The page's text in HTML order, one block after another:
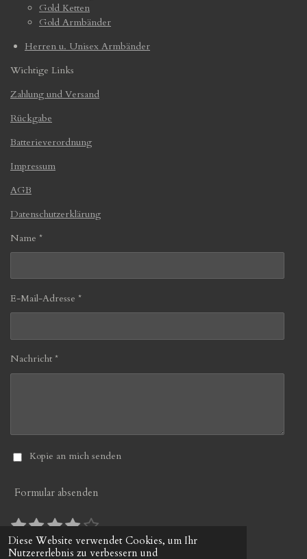
Diese Website verwendet Cookies, um Ihr
Nutzererlebnis zu verbessern und
Gold Ketten
Gold Armbänder
Herren u. Unisex Armbänder
Wichtige Links
Zahlung und Versand
Rückgabe
Batterieverordnung
Impressum
AGB
Datenschutzerklärung
Name *
E-Mail-Adresse *
Nachricht *
Kopie an mich senden
Formular absenden
B
e
w
1
S
2
S
3
S
4
S
5
S
B
e
w
10 Stimmen